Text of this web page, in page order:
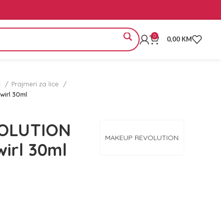
0 0,00 KM
Prajmeri za lice
30ml
MAKEUP REVOLUTION
30ml